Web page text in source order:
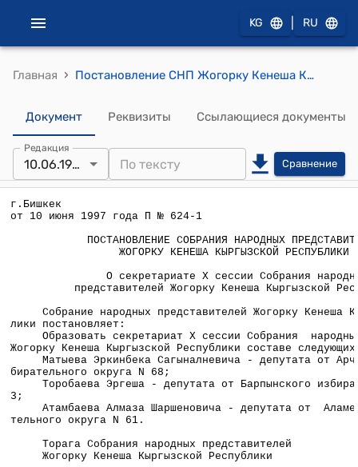
KG RU
Главная › Постановление СНП Жогорку Кенеша КР от 10 июня 1997 года П №624-1 "О секретариате Х сессии Собрания народных представителей Жогорку Кенеша Кыргызской Республики"
Документ Реквизиты Ссылающиеся документы
Редакция
10.06.1997 Сравнение